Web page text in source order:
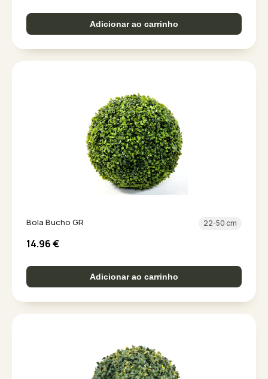
Adicionar ao carrinho
Bola Bucho GR 22-50 cm
14.96€
Adicionar ao carrinho